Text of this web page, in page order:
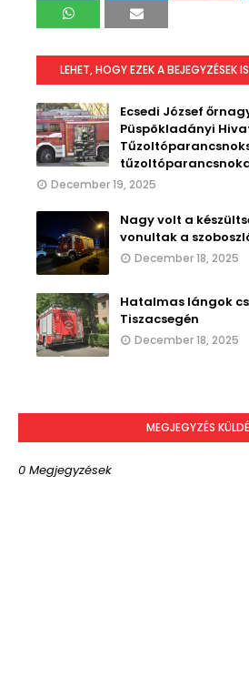
LEHET, HOGY EZEK A BEJEGYZÉSEK
Ecsedi József
Püspökladányi
December 19, 2025
Nagy volt a
vonultak a
December 18, 2025
Hatalmas lángok
Tiszacsegén
December 18, 2025
MEGJEGYZÉS
0 Megjegyzések